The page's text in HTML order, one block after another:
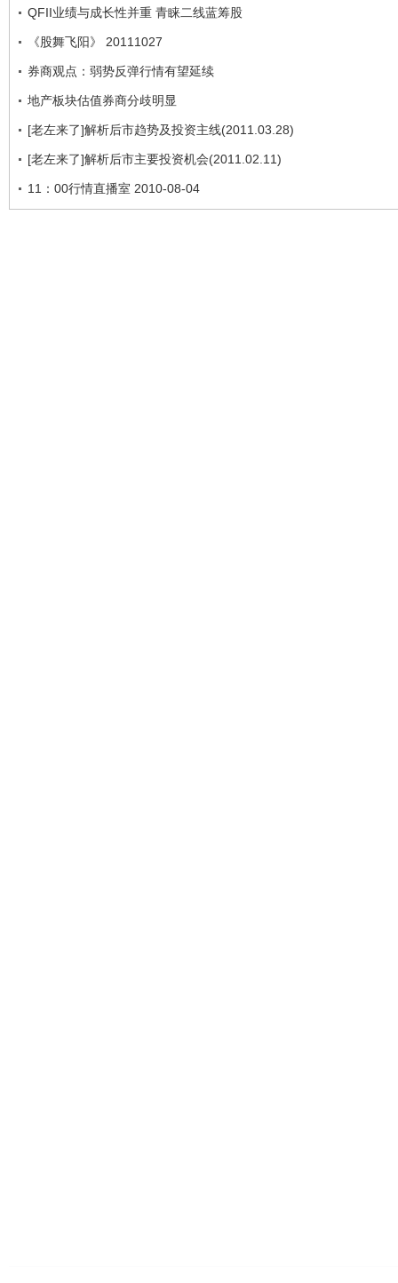
QFII业绩与成长性并重 青睐二线蓝筹股
《股舞飞阳》 20111027
券商观点：弱势反弹行情有望延续
地产板块估值券商分歧明显
[老左来了]解析后市趋势及投资主线(2011.03.28)
[老左来了]解析后市主要投资机会(2011.02.11)
11：00行情直播室 2010-08-04